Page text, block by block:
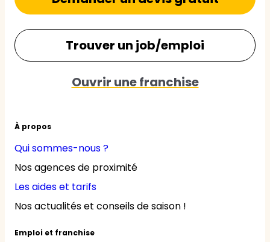
À propos
Qui sommes-nous ?
Nos agences de proximité
Les aides et tarifs
Nos actualités et conseils de saison !
Emploi et franchise
Trouver un job/emploi
Ouvrir une franchise